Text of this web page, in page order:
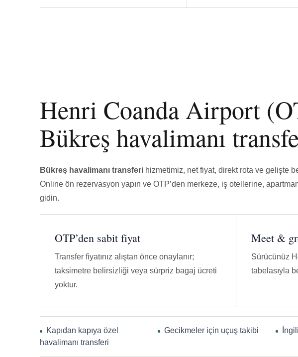
Henri Coanda Airport
Bükreş havalimanı
Bükreş havalimanı transferi hizmetimiz, net fiyat, direkt rota ve gelişte
Online ön rezervasyon yapın ve OTP’den merkeze, iş otellerine,
gidin.
OTP’den sabit fiyat
Transfer fiyatınız alıştan önce onaylanır;
taksimetre belirsizliği veya sürpriz bagaj ücreti
yoktur.
Meet &
Sürücünüz
tabelasıyla
Kapıdan kapıya özel
havalimanı transferi
Gecikmeler için uçuş takibi